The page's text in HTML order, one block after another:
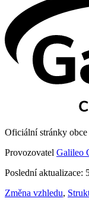
Oficiální stránky
Provozovatel Galileo
Poslední aktualizace:
Změna vzhledu,